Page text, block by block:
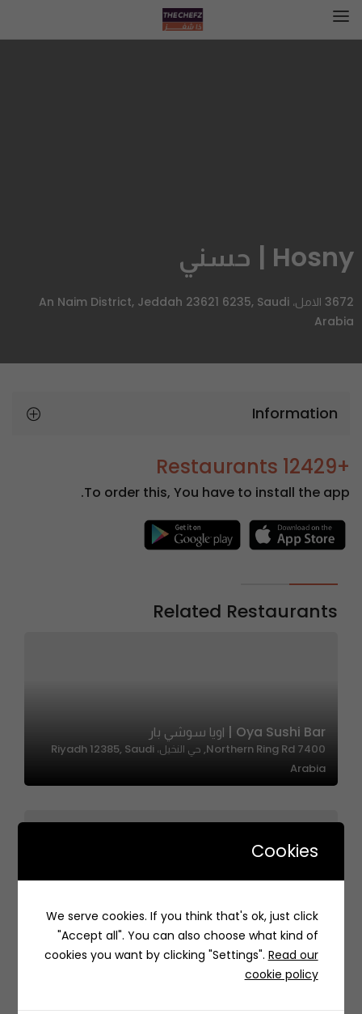
Hosny | حسني
3672 الامل، An Naim District, Jeddah 23621 6235, Saudi
Arabia
Information
+12429 Restaurants
To order this, You have to install the app.
Related Restaurants
Oya Sushi Bar | اويا سوشي بار
7400 Northern Ring Rd, حي النخيل، Riyadh 12385, Saudi
Arabia
The Mansion |ذا مانشن
6750 Prince Muhammad Bin Abdulaziz Rd, Al Olaya,
Riyadh 12331, Saudi Arabia
Cookies
We serve cookies. If you think that's ok, just click
"Accept all". You can also choose what kind of
cookies you want by clicking "Settings". Read our
cookie policy